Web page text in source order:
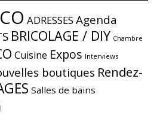
ADRESSES Agenda
BRICOLAGE / DIY Chambre
Cuisine Expos Interviews
boutiques Rendez-
Salles de bains